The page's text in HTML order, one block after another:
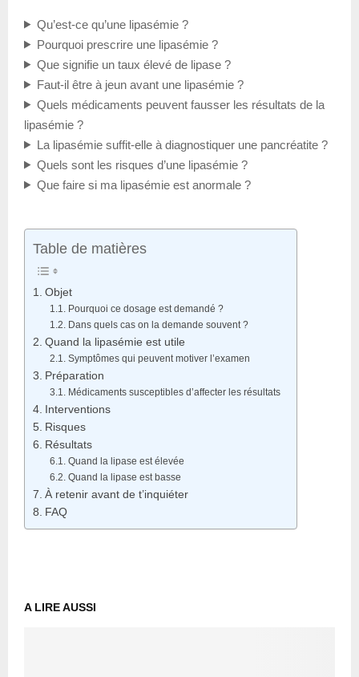
Qu’est-ce qu’une lipasémie ?
Pourquoi prescrire une lipasémie ?
Que signifie un taux élevé de lipase ?
Faut-il être à jeun avant une lipasémie ?
Quels médicaments peuvent fausser les résultats de la
lipasémie ?
La lipasémie suffit-elle à diagnostiquer une pancréatite ?
Quels sont les risques d’une lipasémie ?
Que faire si ma lipasémie est anormale ?
Table de matières
Objet
Pourquoi ce dosage est demandé ?
Dans quels cas on la demande souvent ?
Quand la lipasémie est utile
Symptômes qui peuvent motiver l’examen
Préparation
Médicaments susceptibles d’affecter les résultats
Interventions
Risques
Résultats
Quand la lipase est élevée
Quand la lipase est basse
À retenir avant de t’inquiéter
FAQ
A LIRE AUSSI